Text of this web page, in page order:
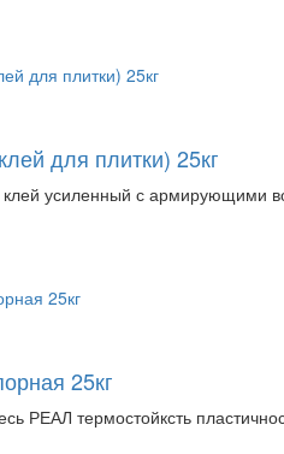
для плитки) 25кг
клей усиленный с армирующими
25кг
РЕАЛ термостойксть